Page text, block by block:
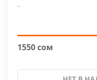
-
1550 сом